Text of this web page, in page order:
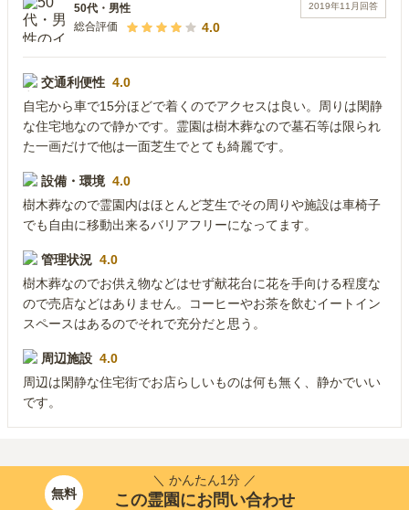
2019年11月 回答
50代 ・ 男性
総合評価
4.0
交通利便性 4.0
自宅から車で15分ほどで着くのでアクセスは良い。周りは閑静
な住宅地なので静かです。霊園は樹木葬なので墓石等は限られ
た一画だけで他は一面芝生でとても綺麗です。
設備・環境 4.0
樹木葬なので霊園内はほとんど芝生でその周りや施設は車椅子
でも自由に移動出来るバリアフリーになってます。
管理状況 4.0
樹木葬なのでお供え物などはせず献花台に花を手向ける程度な
ので売店などはありません。コーヒーやお茶を飲むイートイン
スペースはあるのでそれで充分だと思う。
周辺施設 4.0
周辺は閑静な住宅街でお店らしいものは何も無く、静かでいい
です。
無料
＼ かんたん1分 ／
この霊園にお問い合わせ